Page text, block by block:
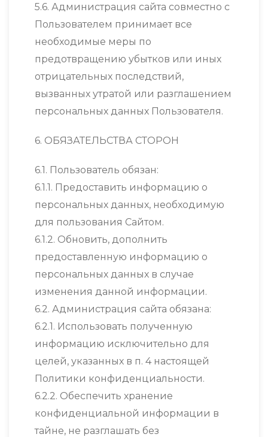
5.6. Администрация сайта совместно с
Пользователем принимает все
необходимые меры по
предотвращению убытков или иных
отрицательных последствий,
вызванных утратой или разглашением
персональных данных Пользователя.
6. ОБЯЗАТЕЛЬСТВА СТОРОН
6.1. Пользователь обязан:
6.1.1. Предоставить информацию о
персональных данных, необходимую
для пользования Сайтом.
6.1.2. Обновить, дополнить
предоставленную информацию о
персональных данных в случае
изменения данной информации.
6.2. Администрация сайта обязана:
6.2.1. Использовать полученную
информацию исключительно для
целей, указанных в п. 4 настоящей
Политики конфиденциальности.
6.2.2. Обеспечить хранение
конфиденциальной информации в
тайне, не разглашать без